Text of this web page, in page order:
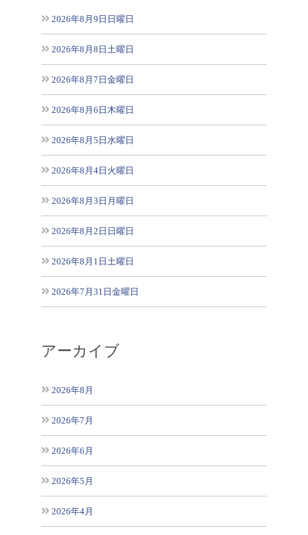
2026年8月9日日曜日
2026年8月8日土曜日
2026年8月7日金曜日
2026年8月6日木曜日
2026年8月5日水曜日
2026年8月4日火曜日
2026年8月3日月曜日
2026年8月2日日曜日
2026年8月1日土曜日
2026年7月31日金曜日
アーカイブ
2026年8月
2026年7月
2026年6月
2026年5月
2026年4月